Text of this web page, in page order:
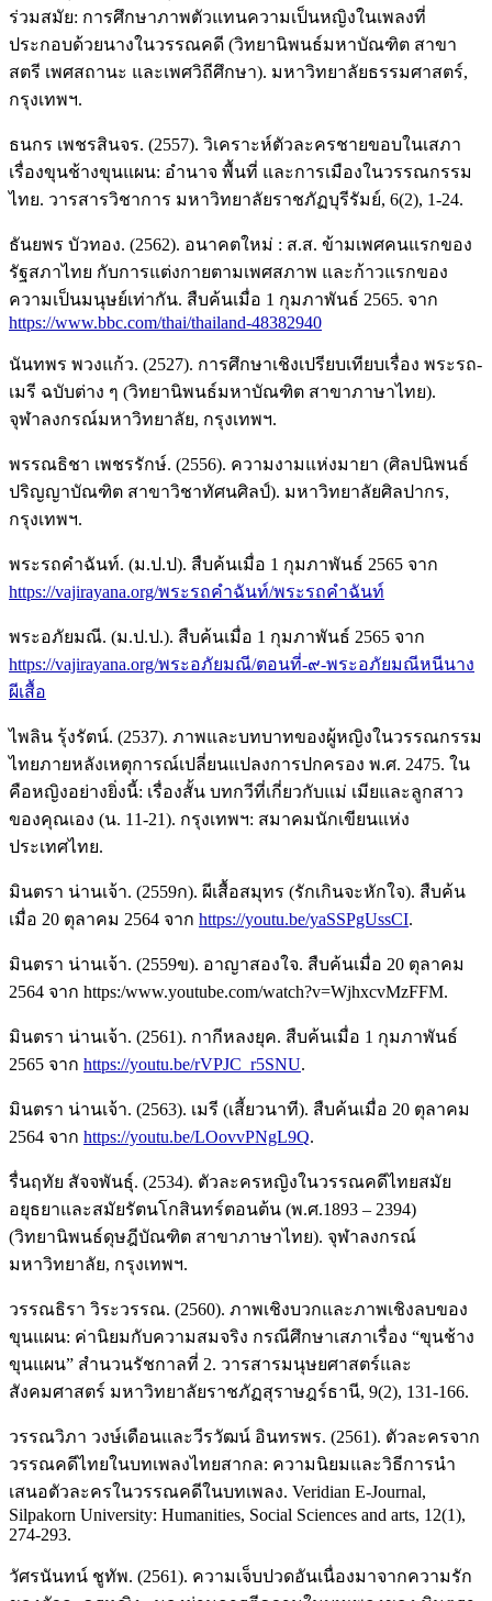
ร่วมสมัย: การศึกษาภาพตัวแทนความเป็นหญิงในเพลงที่
ประกอบด้วยนางในวรรณคดี (วิทยานิพนธ์มหาบัณฑิต สาขา
สตรี เพศสถานะ และเพศวิถีศึกษา). มหาวิทยาลัยธรรมศาสตร์,
กรุงเทพฯ.
ธนกร เพชรสินจร. (2557). วิเคราะห์ตัวละครชายขอบในเสภา
เรื่องขุนช้างขุนแผน: อำนาจ พื้นที่ และการเมืองในวรรณกรรม
ไทย. วารสารวิชาการ มหาวิทยาลัยราชภัฏบุรีรัมย์, 6(2), 1-24.
ธันยพร บัวทอง. (2562). อนาคตใหม่ : ส.ส. ข้ามเพศคนแรกของ
รัฐสภาไทย กับการแต่งกายตามเพศสภาพ และก้าวแรกของ
ความเป็นมนุษย์เท่ากัน. สืบค้นเมื่อ 1 กุมภาพันธ์ 2565. จาก
https://www.bbc.com/thai/thailand-48382940
นันทพร พวงแก้ว. (2527). การศึกษาเชิงเปรียบเทียบเรื่อง พระรถ-
เมรี ฉบับต่าง ๆ (วิทยานิพนธ์มหาบัณฑิต สาขาภาษาไทย).
จุฬาลงกรณ์มหาวิทยาลัย, กรุงเทพฯ.
พรรณธิชา เพชรรักษ์. (2556). ความงามแห่งมายา (ศิลปนิพนธ์
ปริญญาบัณฑิต สาขาวิชาทัศนศิลป์). มหาวิทยาลัยศิลปากร,
กรุงเทพฯ.
พระรถคำฉันท์. (ม.ป.ป). สืบค้นเมื่อ 1 กุมภาพันธ์ 2565 จาก
https://vajirayana.org/พระรถคำฉันท์/พระรถคำฉันท์
พระอภัยมณี. (ม.ป.ป.). สืบค้นเมื่อ 1 กุมภาพันธ์ 2565 จาก
https://vajirayana.org/พระอภัยมณี/ตอนที่-๙-พระอภัยมณีหนีนาง
ผีเสื้อ
ไพลิน รุ้งรัตน์. (2537). ภาพและบทบาทของผู้หญิงในวรรณกรรม
ไทยภายหลังเหตุการณ์เปลี่ยนแปลงการปกครอง พ.ศ. 2475. ใน
คือหญิงอย่างยิ่งนี้: เรื่องสั้น บทกวีที่เกี่ยวกับแม่ เมียและลูกสาว
ของคุณเอง (น. 11-21). กรุงเทพฯ: สมาคมนักเขียนแห่ง
ประเทศไทย.
มินตรา น่านเจ้า. (2559ก). ผีเสื้อสมุทร (รักเกินจะหักใจ). สืบค้น
เมื่อ 20 ตุลาคม 2564 จาก https://youtu.be/yaSSPgUssCI.
มินตรา น่านเจ้า. (2559ข). อาญาสองใจ. สืบค้นเมื่อ 20 ตุลาคม
2564 จาก https:/www.youtube.com/watch?v=WjhxcvMzFFM.
มินตรา น่านเจ้า. (2561). กากีหลงยุค. สืบค้นเมื่อ 1 กุมภาพันธ์
2565 จาก https://youtu.be/rVPJC_r5SNU.
มินตรา น่านเจ้า. (2563). เมรี (เสี้ยวนาที). สืบค้นเมื่อ 20 ตุลาคม
2564 จาก https://youtu.be/LOovvPNgL9Q.
รื่นฤทัย สัจจพันธุ์. (2534). ตัวละครหญิงในวรรณคดีไทยสมัย
อยุธยาและสมัยรัตนโกสินทร์ตอนต้น (พ.ศ.1893 – 2394)
(วิทยานิพนธ์ดุษฎีบัณฑิต สาขาภาษาไทย). จุฬาลงกรณ์
มหาวิทยาลัย, กรุงเทพฯ.
วรรณธิรา วิระวรรณ. (2560). ภาพเชิงบวกและภาพเชิงลบของ
ขุนแผน: ค่านิยมกับความสมจริง กรณีศึกษาเสภาเรื่อง “ขุนช้าง
ขุนแผน” สำนวนรัชกาลที่ 2. วารสารมนุษยศาสตร์และ
สังคมศาสตร์ มหาวิทยาลัยราชภัฏสุราษฎร์ธานี, 9(2), 131-166.
วรรณวิภา วงษ์เดือนและวีรวัฒน์ อินทรพร. (2561). ตัวละครจาก
วรรณคดีไทยในบทเพลงไทยสากล: ความนิยมและวิธีการนำ
เสนอตัวละครในวรรณคดีในบทเพลง. Veridian E-Journal,
Silpakorn University: Humanities, Social Sciences and arts, 12(1),
274-293.
วัศรนันทน์ ชูทัพ. (2561). ความเจ็บปวดอันเนื่องมาจากความรัก